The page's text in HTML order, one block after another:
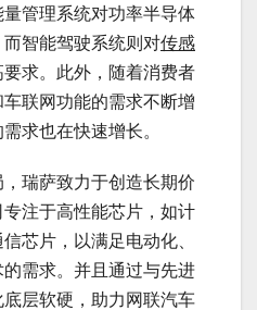
管理系统对功率半导体
智能驾驶系统则对传感
求。此外，随着消费者
联网功能的需求不断增
求也在快速增长。
瑞萨致力于创造长期价
注于高性能芯片，如计
芯片，以满足电动化、
需求。并且通过与先进
层软硬，助力网联汽车